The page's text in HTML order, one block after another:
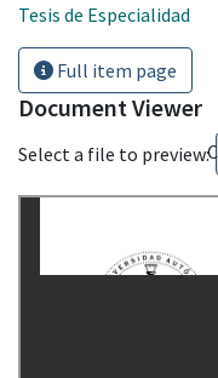
Tesis de Especialidad
Full item page
Document Viewer
Select a file to preview: